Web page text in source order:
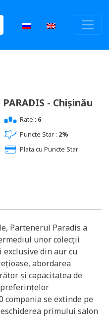
PARADIS - Chișinău
Rate : 6
Puncte Star : 2%
Plata cu Puncte Star
Partenerul Paradis a
unor colecții
din aur cu
abordarea
și capacitatea de
preferințelor
compania se extinde pe
primului salon